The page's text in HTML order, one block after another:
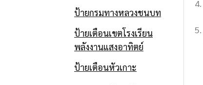
ป้ายกรมทางหลวงชนบท
ป้ายเตือนเขตโรงเรียน
พลังงานแสงอาทิตย์
ป้ายเตือนหัวเกาะ